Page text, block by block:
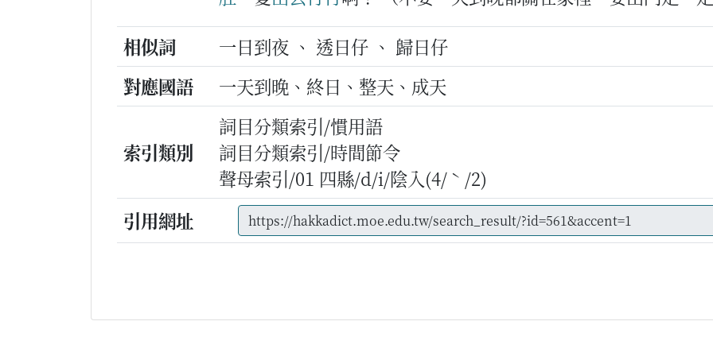
相似詞
一日到夜 、 透日仔 、 歸日仔
對應國語
一天到晚、終日、整天、成天
索引類別
詞目分類索引/慣用語
詞目分類索引/時間節令
聲母索引/01 四縣/d/i/陰入(4/ˋ/2)
引用網址